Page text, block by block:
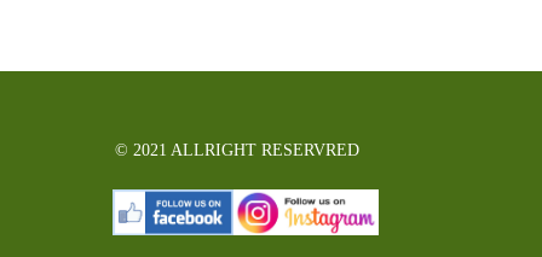
© 2021 ALLRIGHT RESERVRED